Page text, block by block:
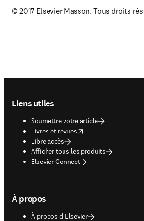
© 2017 Elsevier Masson. Tous droits
Liens utiles
Soumettre votre article
Livres et revues
opens in new tab/window
Libre accès
Afficher tous les produits
Elsevier Connect
À propos
À propos d’Elsevier